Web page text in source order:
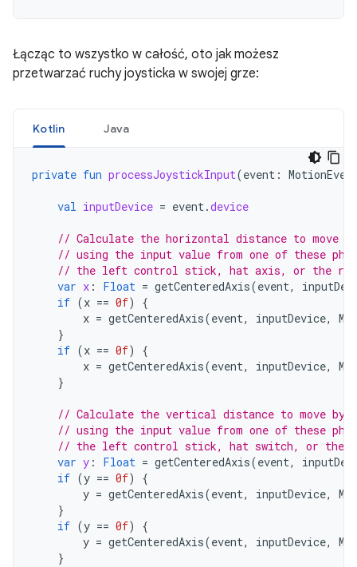
Łącząc to wszystko w całość, oto jak możesz
przetwarzać ruchy joysticka w swojej grze:
Kotlin Java
private fun processJoystickInput(event :
val inputDevice = event.device
// Calculate the horizontal distance to move by
// using the input value from one of these
// the left control stick, hat axis, or the
var x : Float = getCenteredAxis(event,
if (x == 0f)
{
x = getCenteredAxis(event, inputDevice,
}
if (x == 0f)
{
x = getCenteredAxis(event, inputDevice,
}
// Calculate the vertical distance to move by
// using the input value from one of these
// the left control stick, hat switch, or the
var y : Float = getCenteredAxis(event,
if (y == 0f)
{
y = getCenteredAxis(event, inputDevice,
}
if (y == 0f)
{
y = getCenteredAxis(event, inputDevice,
}